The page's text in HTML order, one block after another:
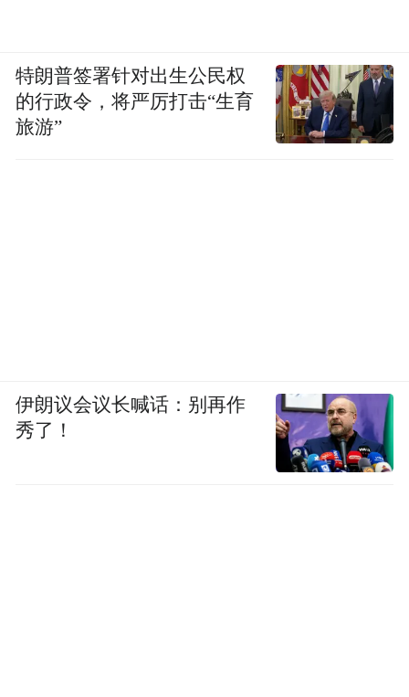
特朗普签署针对出生公民权
的行政令，将严厉打击“生育
旅游”
伊朗议会议长喊话：别再作
秀了！